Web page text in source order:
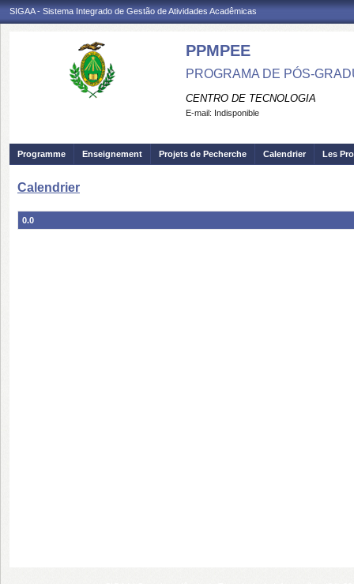
SIGAA - Sistema Integrado de Gestão de Atividades Acadêmicas
PPMPEE
PROGRAMA DE PÓS-
CENTRO DE TECNOLOGIA
E-mail: Indisponible
Programme Enseignement Projets de Pecherche Calendrier Les
Calendrier
0.0